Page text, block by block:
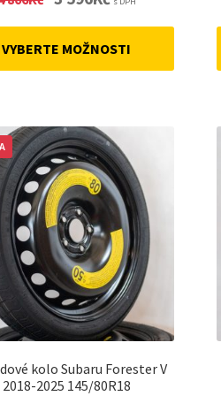
4
806Kč.
3
596Kč.
VYBERTE MOŽNOSTI
kolo Subaru Forester V
2018-2025 145/80R18